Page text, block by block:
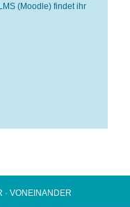
(Moodle) findet ihr
· VONEINANDER